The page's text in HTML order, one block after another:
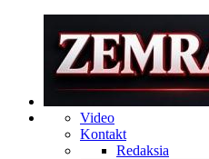
Video
Kontakt
Redaksia